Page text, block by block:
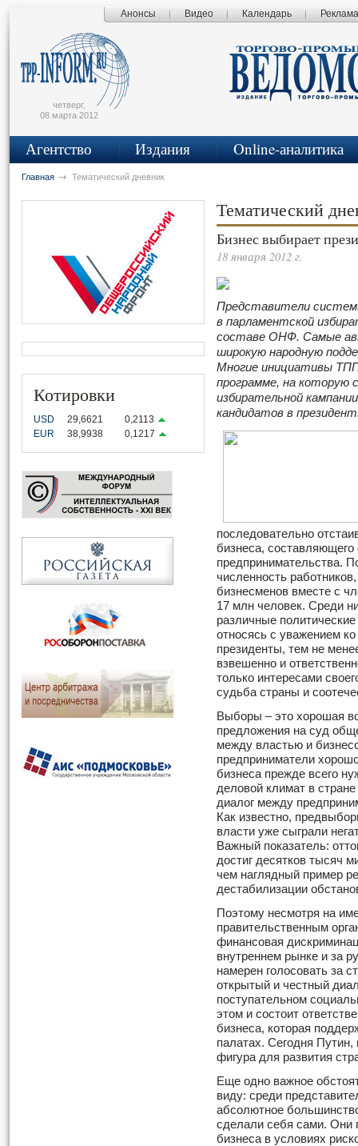
Анонсы Видео Календарь Реклама
четверг,
08 марта 2012
Агентство Издания Online-аналитика
Главная Тематический дневник
Котировки
USD 29,6621
0,2113
EUR
38,9938 0,1217
Тематический
Бизнес выбирает
18 января 2012 г.
Представители
в парламентской
составе ОНФ. Самые
широкую народную
Многие инициативы
программе, на которую
избирательной
кандидатов в
последовательно
бизнеса, составляющего
предпринимательства.
численность
бизнесменов вместе с
17 млн человек. Среди
различные
относясь с уважением
президенты, тем не
взвешенно и
только интересами
судьба страны и
Выборы – это хорошая
предложения на суд
между властью и
предприниматели
бизнеса прежде всего
деловой климат в
диалог между
Как известно,
власти уже сыграли
Важный показатель:
достиг десятков тысяч
чем наглядный пример
дестабилизации
Поэтому несмотря на
правительственным
финансовая
внутреннем рынке и за
намерен голосовать за
открытый и честный
поступательном
этом и состоит
бизнеса, которая
палатах. Сегодня
фигура для развития
Еще одно важное
виду: среди
абсолютное
сделали себя сами. Они
бизнеса в условиях